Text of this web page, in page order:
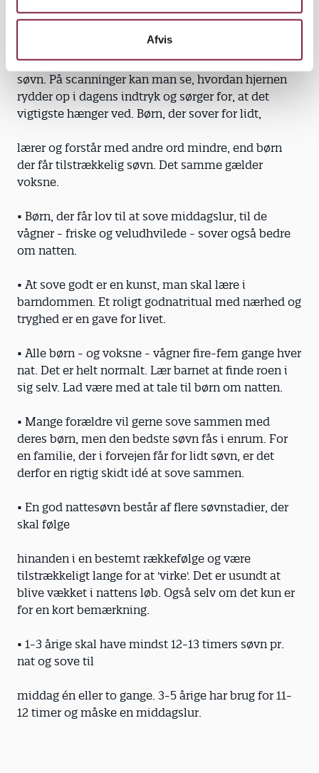
Afvis
at vokse, men også i at hele sår og genopbygge
• Langtidshukommelsen virker først for alvor under
søvn. På scanninger kan man se, hvordan hjernen
rydder op i dagens indtryk og sørger for, at det
vigtigste hænger ved. Børn, der sover for lidt,
lærer og forstår med andre ord mindre, end børn
der får tilstrækkelig søvn. Det samme gælder
voksne.
• Børn, der får lov til at sove middagslur, til de
vågner - friske og vel­udhvilede - sover også bedre
om natten.
• At sove godt er en kunst, man skal lære i
barndommen. Et roligt godnatritual med nærhed og
tryghed er en gave for livet.
• Alle børn - og voksne - vågner fire-fem gange hver
nat. Det er helt normalt. Lær barnet at finde roen i
sig selv. Lad være med at tale til børn om natten.
• Mange forældre vil gerne sove sammen med
deres børn, men den bedste søvn fås i enrum. For
en familie, der i forvejen får for lidt søvn, er det
derfor en rigtig skidt idé at sove sammen.
• En god nattesøvn består af flere søvnstadier, der
skal følge
hinanden i en bestemt rækkefølge og være
tilstrækkeligt lange for at 'virke'. Det er usundt at
blive vækket i nattens løb. Også selv om det kun er
for en kort bemærkning.
• 1-3 årige skal have mindst 12-13 timers søvn pr.
nat og sove til
middag én eller to gange. 3-5 årige har brug for 11-
12 timer og måske en middagslur.